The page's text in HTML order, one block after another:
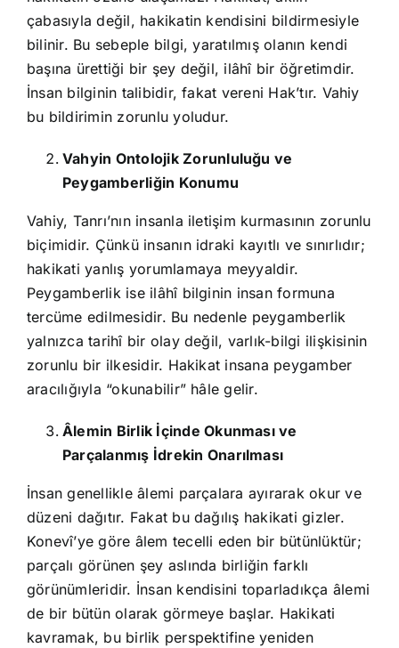
çabasıyla değil, hakikatin kendisini bildirmesiyle
bilinir. Bu sebeple bilgi, yaratılmış olanın kendi
başına ürettiği bir şey değil, ilâhî bir öğretimdir.
İnsan bilginin talibidir, fakat vereni Hak’tır. Vahiy
bu bildirimin zorunlu yoludur.
Vahyin Ontolojik Zorunluluğu ve
Peygamberliğin Konumu
Vahiy, Tanrı’nın insanla iletişim kurmasının zorunlu
biçimidir. Çünkü insanın idraki kayıtlı ve sınırlıdır;
hakikati yanlış yorumlamaya meyyaldir.
Peygamberlik ise ilâhî bilginin insan formuna
tercüme edilmesidir. Bu nedenle peygamberlik
yalnızca tarihî bir olay değil, varlık-bilgi ilişkisinin
zorunlu bir ilkesidir. Hakikat insana peygamber
aracılığıyla “okunabilir” hâle gelir.
Âlemin Birlik İçinde Okunması ve
Parçalanmış İdrekin Onarılması
İnsan genellikle âlemi parçalara ayırarak okur ve
düzeni dağıtır. Fakat bu dağılış hakikati gizler.
Konevî’ye göre âlem tecelli eden bir bütünlüktür;
parçalı görünen şey aslında birliğin farklı
görünümleridir. İnsan kendisini toparladıkça âlemi
de bir bütün olarak görmeye başlar. Hakikati
kavramak, bu birlik perspektifine yeniden